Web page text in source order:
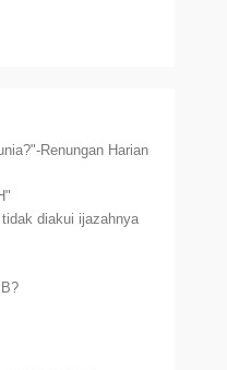
Renungan Harian
diakui ijazahnya